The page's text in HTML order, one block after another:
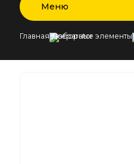
Меню
Главная Доборные элементы